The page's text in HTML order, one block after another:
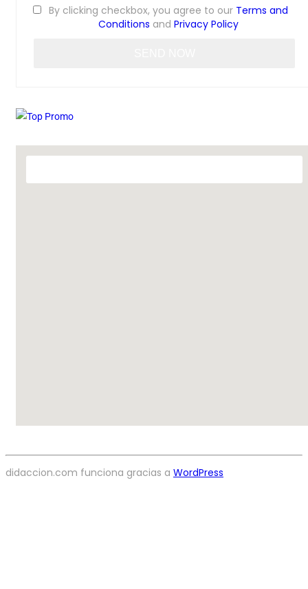
By clicking checkbox, you agree to our Terms and
Conditions and Privacy Policy
didaccion.com funciona gracias a WordPress